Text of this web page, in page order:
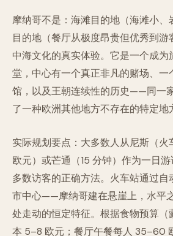
摩纳哥不是：海滩目的地（海滩小、
目的地（餐厅从极度昂贵但优秀到游
中海文化的真实体验。它是一个成为
堂，中心有一个真正非凡的赌场、一
馆，以及王朝连续性的历史——同一
了一种欧洲其他地方不存在的特定地
实际规划要点：大多数人从尼斯（火
欧元）或芒通（15 分钟）作为一日游
多数访客的正确方法。火车站通过自
市中心——摩纳哥建在悬崖上，水平
处走动的恒定特征。根据食物预算（
本 5–8 欧元；餐厅午餐每人 35–60